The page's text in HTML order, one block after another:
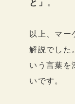
と」 。
以上、マー
解説でした
いう言葉を
いです。